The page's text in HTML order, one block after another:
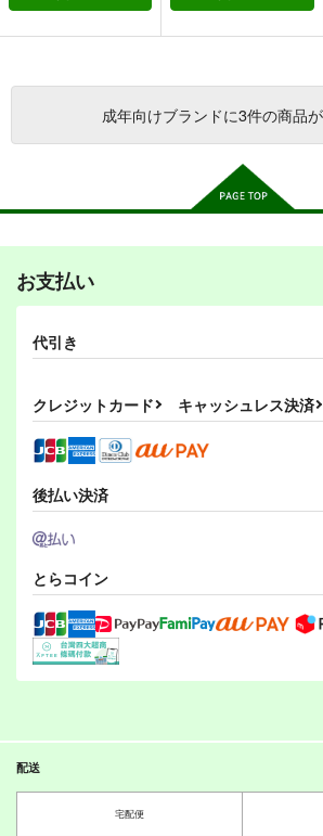
成年向けブランドに3件の商品
お支払い
代引き
クレジットカード キャッシュレス決済
後払い決済
とらコイン
配送
宅配便